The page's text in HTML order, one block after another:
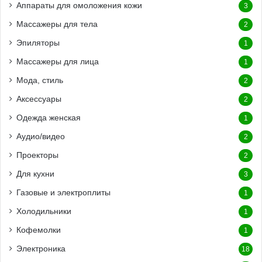
Аппараты для омоложения кожи 3
Массажеры для тела 2
Эпиляторы 1
Массажеры для лица 1
Мода, стиль 2
Аксессуары 2
Одежда женская 1
Аудио/видео 2
Проекторы 2
Для кухни 3
Газовые и электроплиты 1
Холодильники 1
Кофемолки 1
Электроника 18